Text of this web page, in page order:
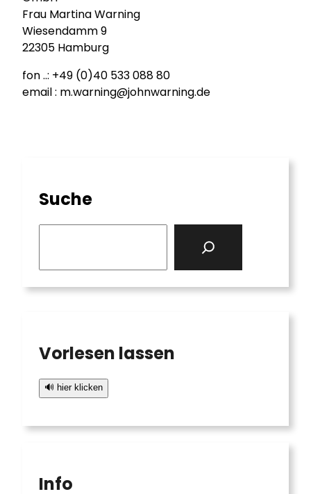
Frau Martina Warning
Wiesendamm 9
22305 Hamburg
fon ..: +49 (0)40 533 088 80
email : m.warning@johnwarning.de
Suche
Vorlesen lassen
🔊 hier klicken
Info